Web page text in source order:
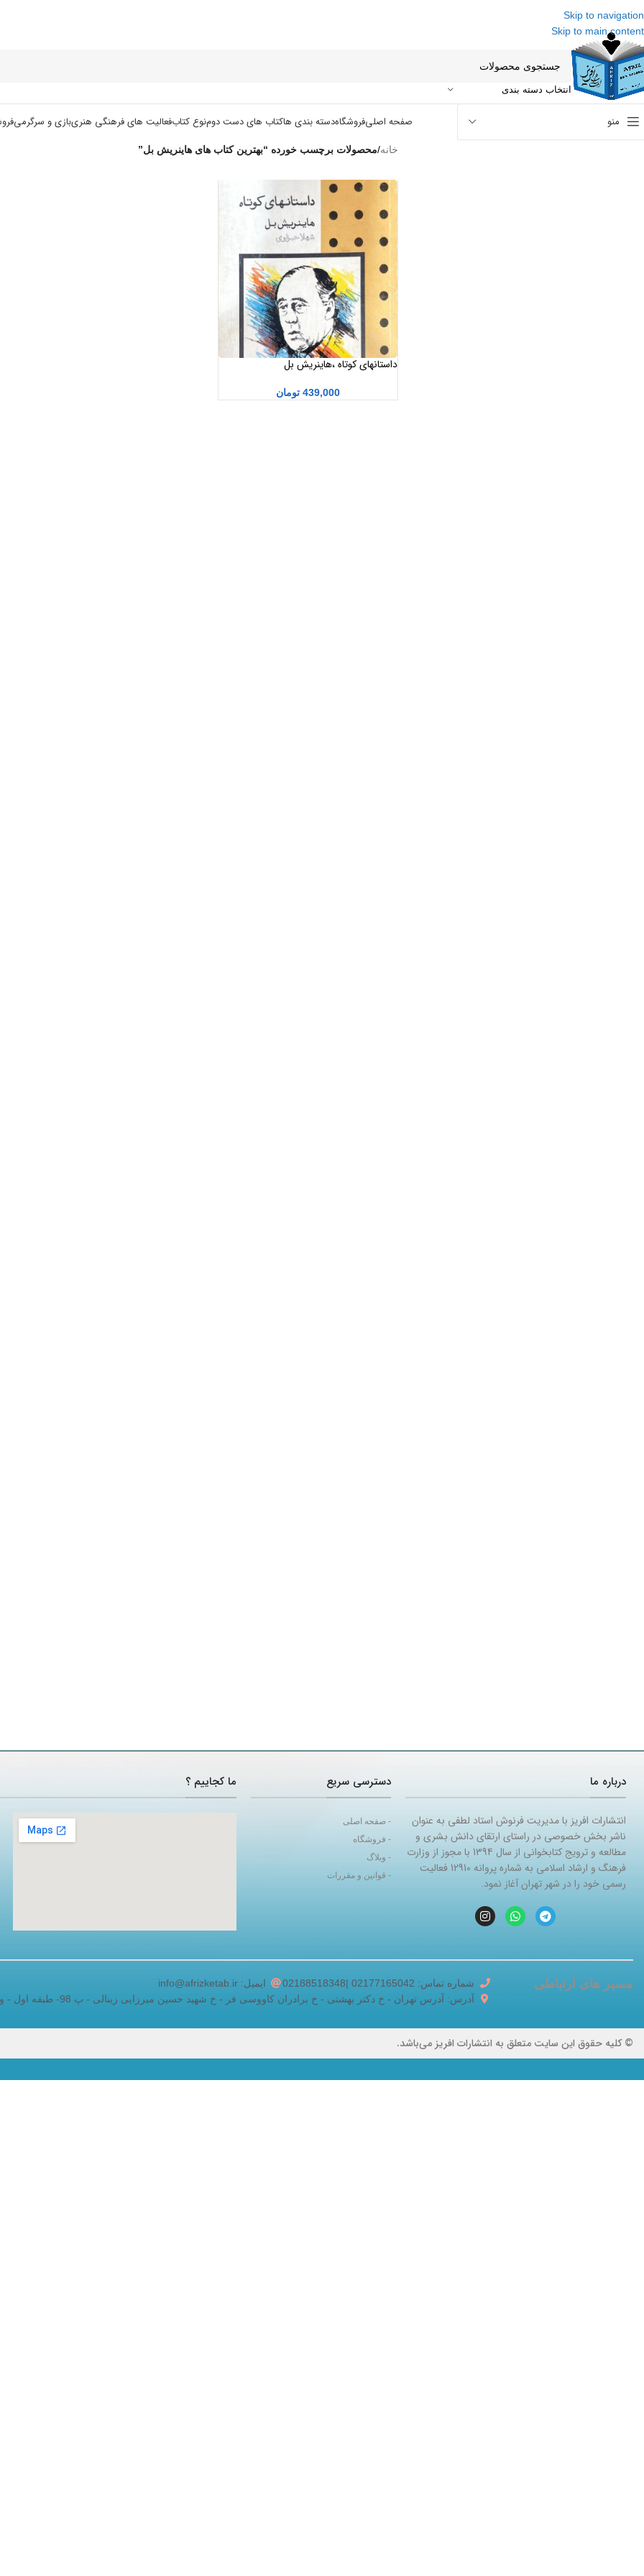
Skip to navigation
Skip to main content
انتخاب دسته بندی
منو صفحه اصلیفروشگاهدسته بندی هاکتاب های دست دومنوع کتابفعالیت های فرهنگی هنریبازی و سرگرمی
خانه/محصولات برچسب خورده “بهترین کتاب های هاینریش بل”
داستانهای کوتاه ،هاینریش بل
439,000 تومان
درباره ما
انتشارات افریز با مدیریت فرنوش استاد لطفی به عنوان
ناشر بخش خصوصی در راستای ارتقای دانش بشری و
مطالعه و ترویج کتابخوانی از سال 1394 با مجوز از وزارت
فرهنگ و ارشاد اسلامی به شماره پروانه 12910 فعالیت
رسمی خود را در شهر تهران آغاز نمود.
دسترسی سریع
- صفحه اصلی
- فروشگاه
- وبلاگ
- قوانین و مقررات
ما کجاییم ؟
مسیر های ارتباطی شماره تماس: 02177165042 |02188518348
ایمیل: info@afrizketab.ir
آدرس: آدرس تهران - خ دکتر بهشتی - خ برادران کاووسی فر - خ شهید حسین میرزایی زینالی - پ 98- طبقه اول - واحد 5
© کلیه حقوق این سایت متعلق به انتشارات افریز می‌باشد.